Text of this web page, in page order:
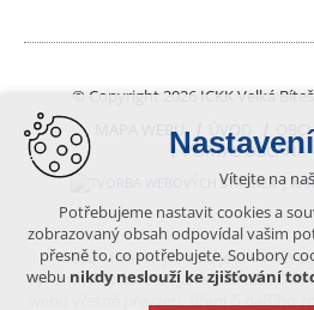
© Copyright 2026 ICKK Velká
MAPA WEBU
ÚVOD
PORTÁL OBČANA
Obsah tohoto portálu je chráněn
vykonává vydavatel. Jakékoliv užití
Vítejte na
Potřebujeme nastavit cookies a
zobrazovaný obsah odpovídal vašim
přesně to, co potřebujete. Soubory
webu nikdy neslouží ke zjišťování